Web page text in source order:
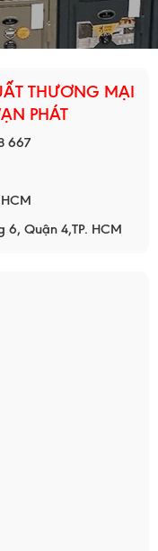
THƯƠNG MẠI
PHÁT
667
6, Quận 4,TP. HCM